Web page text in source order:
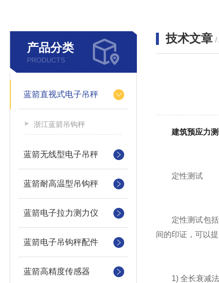
产品分类
PRODUCTS
蓝箭直视式电子吊秤
浙江蓝箭吊钩秤
蓝箭无线型电子吊秤
蓝箭耐高温型吊钩秤
蓝箭电子拉力测力仪
蓝箭电子吊钩秤配件
蓝箭高精度传感器
技术文章 /
建筑预应力
定性测试
定性测试包括
间的印证，可以
1) 全长衰减法